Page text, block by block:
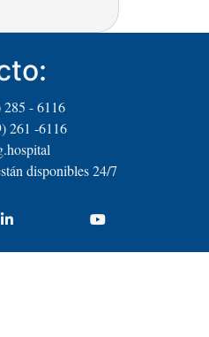
- 6116
261 -6116
disponibles 24/7